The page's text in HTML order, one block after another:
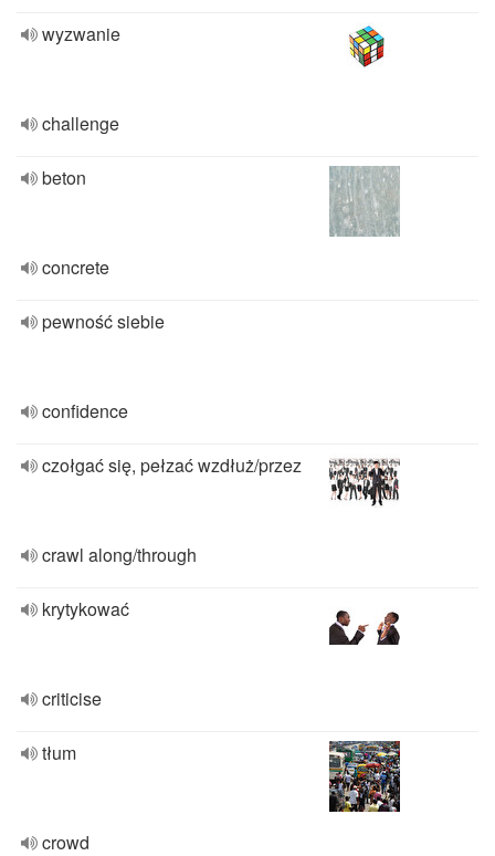
wyzwanie
challenge
beton
concrete
pewność siebie
confidence
czołgać się, pełzać wzdłuż/przez
crawl along/through
krytykować
criticise
tłum
crowd